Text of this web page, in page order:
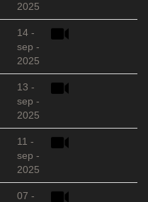
2025
14 -
sep -
2025
13 -
sep -
2025
11 -
sep -
2025
07 -